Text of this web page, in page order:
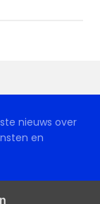
nieuws over
en